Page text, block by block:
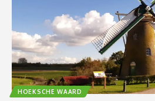
HOEKSCHE WAARD